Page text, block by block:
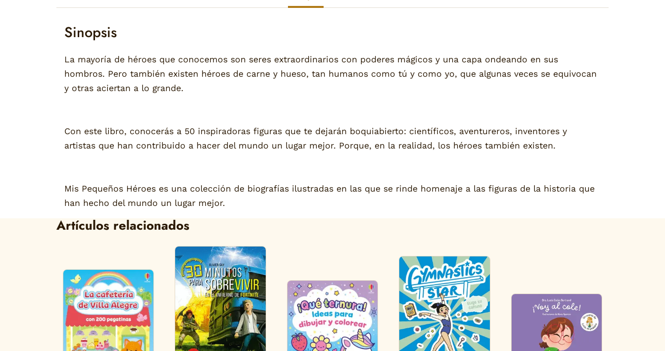
Sinopsis
La mayoría de héroes que conocemos son seres extraordinarios con poderes mágicos y una capa ondeando en sus
hombros. Pero también existen héroes de carne y hueso, tan humanos como tú y como yo, que algunas veces se equivocan
y otras aciertan a lo grande.
Con este libro, conocerás a 50 inspiradoras figuras que te dejarán boquiabierto: científicos, aventureros, inventores y
artistas que han contribuido a hacer del mundo un lugar mejor. Porque, en la realidad, los héroes también existen.
Mis Pequeños Héroes es una colección de biografías ilustradas en las que se rinde homenaje a las figuras de la historia que
han hecho del mundo un lugar mejor.
Artículos relacionados